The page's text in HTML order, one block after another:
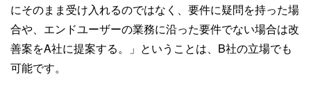
にそのまま受け入れるのではなく、要件に疑問を持った場
合や、エンドユーザーの業務に沿った要件でない場合は改
善案をA社に提案する。」ということは、B社の立場でも
可能です。